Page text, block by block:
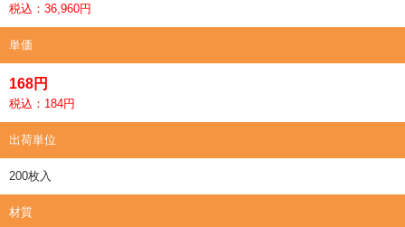
税込：36,960円
単価
168円
税込：184円
出荷単位
200枚入
材質